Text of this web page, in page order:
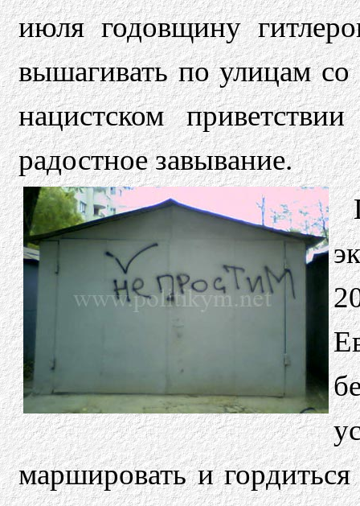
июля годовщину
вышагивать по улицам
нацистском
радостное завывание.
маршировать и